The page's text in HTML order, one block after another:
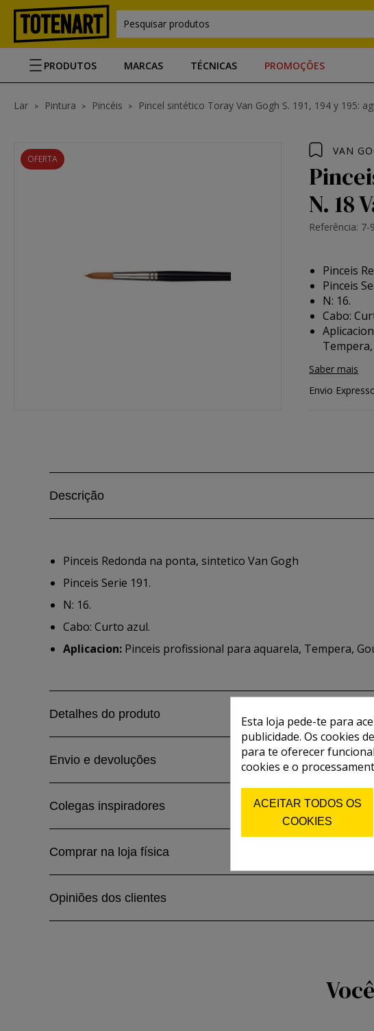
Pesquisar produtos
PRODUTOS MARCAS TÉCNICAS PROMOÇÕES
Lar Pintura Pincéis Pincel sintético Toray Van Gogh S. 191, 194 y 195:
OFERTA
VAN
N. 18
Referência: 7-
Pinceis
Pinceis
N: 16.
Cabo:
Tempera,
Saber mais
Envio
Descrição
Pinceis Redonda na ponta, sintetico Van Gogh
Pinceis Serie 191.
N: 16.
Cabo: Curto azul.
Aplicacion: Pinceis profissional para aquarela, Tempera,
Detalhes do produto
Envio e devoluções
Colegas inspiradores
Comprar na loja física
Opiniões dos clientes
Esta loja pede-te para
publicidade. Os cookies
para te oferecer
cookies e o
ACEITAR TODOS OS
COOKIES